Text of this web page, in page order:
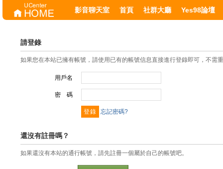
影音聊天室 首頁 社群大廳 Yes98論壇
請登錄
如果您在本站已擁有帳號，請使用已有的帳號信息直接進行登錄即可，不需
用戶名
密 碼
忘記密碼?
還沒有註冊嗎？
如果還沒有本站的通行帳號，請先註冊一個屬於自己的帳號吧。